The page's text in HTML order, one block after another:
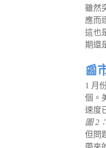
雖然
應而
這也
期還
📰
1 月
個。
速度
圖 2
但問